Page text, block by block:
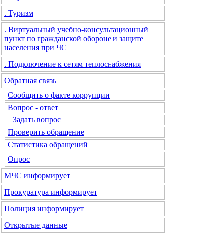
. Туризм
. Виртуальный учебно-консультационный
пункт по гражданской обороне и защите
населения при ЧС
. Подключение к сетям теплоснабжения
Обратная связь
Сообщить о факте коррупции
Вопрос - ответ
Задать вопрос
Проверить обращение
Статистика обращений
Опрос
МЧС информирует
Прокуратура информирует
Полиция информирует
Открытые данные